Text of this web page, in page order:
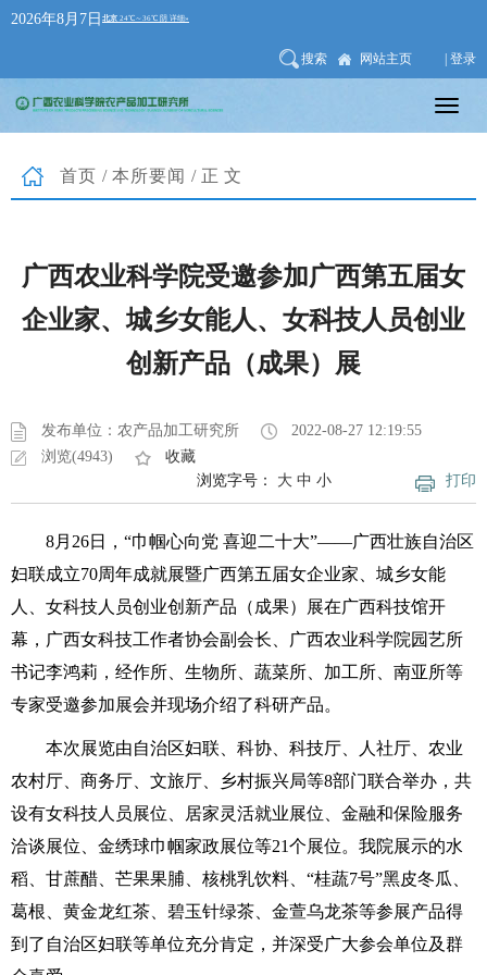
2026年8月7日
搜索 网站主页 | 登录
首页 / 本所要闻 /正文
广西农业科学院受邀参加广西第五届女
企业家、城乡女能人、女科技人员创业
创新产品（成果）展
发布单位：农产品加工研究所
2022-08-27 12:19:55
浏览(4943)
收藏
打印
浏览字号： 大 中 小
8月26日，“巾帼心向党 喜迎二十大”——广西壮族自治区
妇联成立70周年成就展暨广西第五届女企业家、城乡女能
人、女科技人员创业创新产品（成果）展在广西科技馆开
幕，广西女科技工作者协会副会长、广西农业科学院园艺所
书记李鸿莉， 经作所、 生物所、 蔬菜所、 加工所、 南亚所等
专家受邀参加展会并现场介绍了科研产品。
本次展览由自治区妇联、科协、科技厅、人社厅、农业
农村厅、商务厅、文旅厅、乡村振兴局等8部门联合举办，共
设有女科技人员展位、居家灵活就业展位、金融和保险服务
洽谈展位、金绣球巾帼家政展位等21个展位。我院展示的水
稻、甘蔗醋、芒果果脯、核桃乳饮料、“桂蔬7号”黑皮冬瓜、
葛根、黄金龙红茶、碧玉针绿茶、金萱乌龙茶等参展产品得
到了自治区妇联等单位充分肯定，并深受广大参会单位及群